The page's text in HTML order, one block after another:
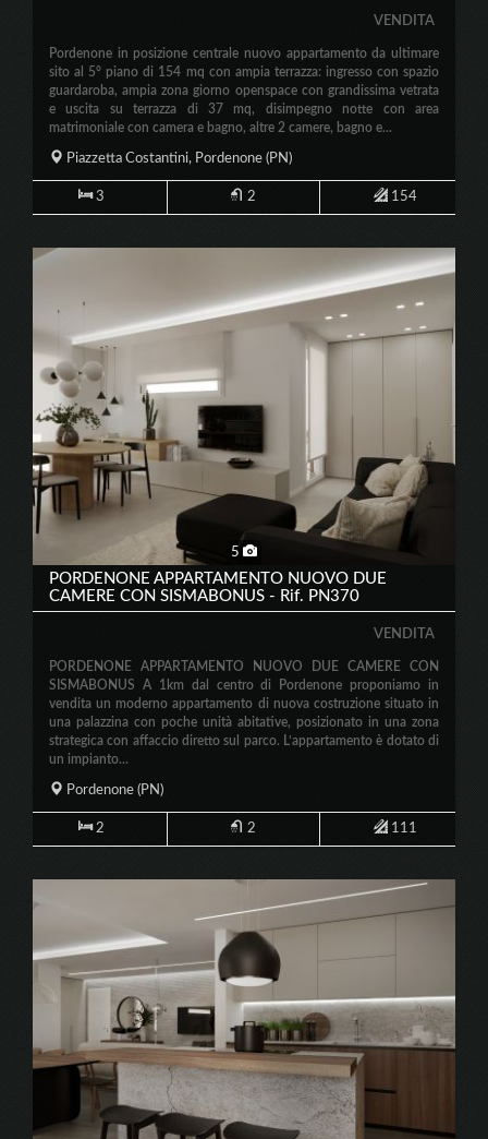
VENDITA
Pordenone in posizione centrale nuovo appartamento da ultimare
sito al 5° piano di 154 mq con ampia terrazza: ingresso con spazio
guardaroba, ampia zona giorno openspace con grandissima vetrata
e uscita su terrazza di 37 mq, disimpegno notte con area
matrimoniale con camera e bagno, altre 2 camere, bagno e...
Piazzetta Costantini, Pordenone (PN)
3 2 154
5
PORDENONE APPARTAMENTO NUOVO DUE
CAMERE CON SISMABONUS - Rif. PN370
VENDITA
PORDENONE APPARTAMENTO NUOVO DUE CAMERE CON
SISMABONUS A 1km dal centro di Pordenone proponiamo in
vendita un moderno appartamento di nuova costruzione situato in
una palazzina con poche unità abitative, posizionato in una zona
strategica con affaccio diretto sul parco. L’appartamento è dotato di
un impianto...
Pordenone (PN)
2 2 111